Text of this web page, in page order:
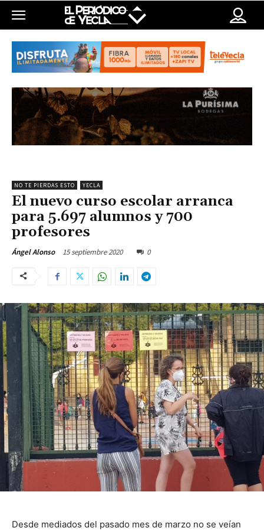
NO TE PIERDAS ESTO YECLA
El nuevo curso escolar arranca
para 5.697 alumnos y 700
profesores
Ángel Alonso 15 septiembre 2020 0
Desde mediados del pasado mes de marzo no se veían